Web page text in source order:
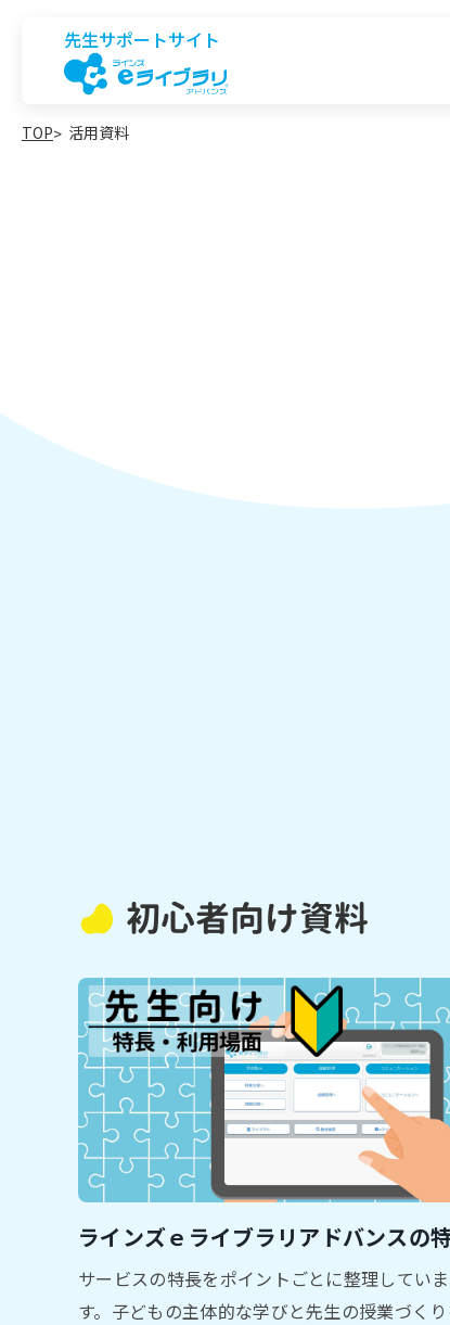
先生サポートサイト
TOP 活用資料
初心者向け資料
ラインズｅライブラリアドバンスの
サービスの特長をポイントごとに整理していま
す。子どもの主体的な学びと先生の授業づく